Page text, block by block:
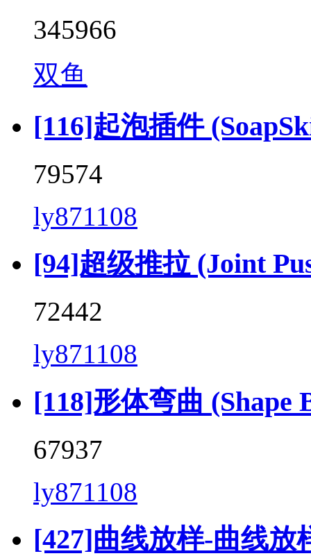
345966
双鱼
[116]起泡插件
79574
ly871108
[94]超级推拉 (Joint
72442
ly871108
[118]形体弯曲 (Shape
67937
ly871108
[427]曲线放样-曲线放